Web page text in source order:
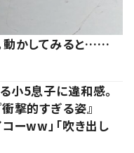
動かしてみると……
小5息子に違和感。
撃的すぎる姿』
ーww」「吹き出し